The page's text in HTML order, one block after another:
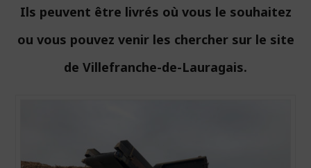
Ils peuvent être livrés où vous le souhaitez
ou vous pouvez venir les chercher sur le site
de Villefranche-de-Lauragais.